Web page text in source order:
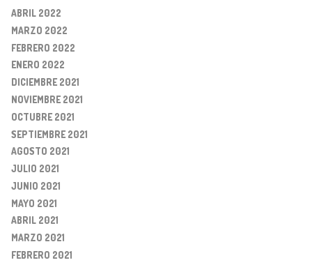
ABRIL 2022
MARZO 2022
FEBRERO 2022
ENERO 2022
DICIEMBRE 2021
NOVIEMBRE 2021
OCTUBRE 2021
SEPTIEMBRE 2021
AGOSTO 2021
JULIO 2021
JUNIO 2021
MAYO 2021
ABRIL 2021
MARZO 2021
FEBRERO 2021